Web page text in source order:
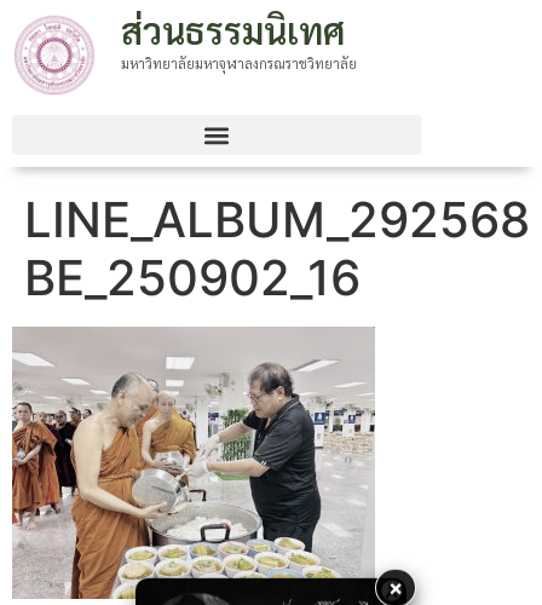
×
ส่วนธรรมนิเทศ
มหาวิทยาลัยมหาจุฬาลงกรณราชวิทยาลัย
LINE_ALBUM_292568
BE_250902_16